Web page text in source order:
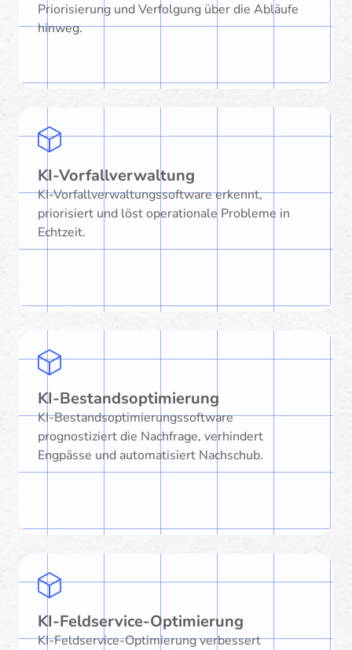
Priorisierung und Verfolgung über die Abläufe
hinweg.
KI-Vorfallverwaltung
KI-Vorfallverwaltungssoftware erkennt,
priorisiert und löst operationale Probleme in
Echtzeit.
KI-Bestandsoptimierung
KI-Bestandsoptimierungssoftware
prognostiziert die Nachfrage, verhindert
Engpässe und automatisiert Nachschub.
KI-Feldservice-Optimierung
KI-Feldservice-Optimierung verbessert